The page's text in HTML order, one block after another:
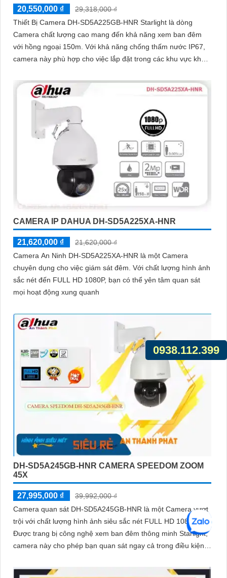
20,550,000 ₫
29,318,000 ₫
Thiết Bị Camera DH-SD5A225GB-HNR Starlight là dòng
Camera chất lượng cao mang đến khả năng xem ban đêm
với hồng ngoại 150m. Với khả năng chống thấm nước IP67,
camera này phù hợp cho việc lắp đặt trong các khu vực khó
CAMERA IP DAHUA DH-SD5A225XA-HNR
21,620,000 ₫
21,620,000 ₫
Camera An Ninh DH-SD5A225XA-HNR là một Camera
chuyên dụng cho việc giám sát đêm. Với chất lượng hình ảnh
sắc nét đến FULL HD 1080P, bạn có thể yên tâm quan sát
mọi hoạt động xung quanh
DH-SD5A245GB-HNR CAMERA SPEEDOM ZOOM
45X
27,995,000 ₫
39,992,000 ₫
Camera quan sát DH-SD5A245GB-HNR là một Camera vượt
trội với chất lượng hình ảnh siêu sắc nét FULL HD 1080P.
Được trang bị công nghệ xem ban đêm thông minh Starlight,
camera này cho phép bạn quan sát ngay cả trong điều kiện
0938.112.399